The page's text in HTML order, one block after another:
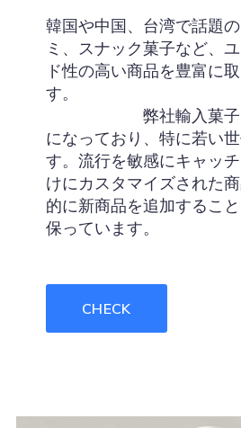
韓国や中国、台湾で話題
ミ、スナック菓子など、
ド性の高い商品を豊富に
す
弊社輸入菓子は
になっており、特に若い
す。流行を敏感にキャッ
けにカスタマイズされた
的に新商品を追加するこ
保っています。
CHECK